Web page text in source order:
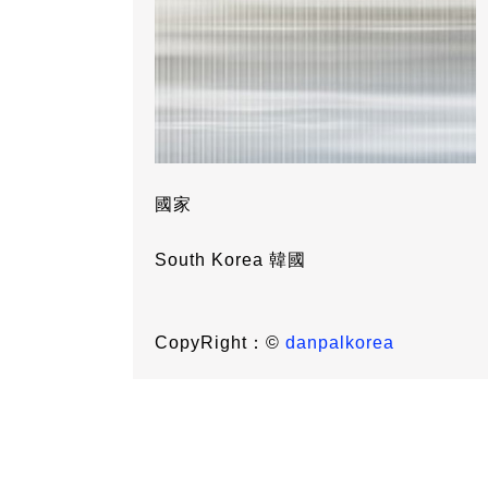
國家
South Korea 韓國
CopyRight：© danpalkorea